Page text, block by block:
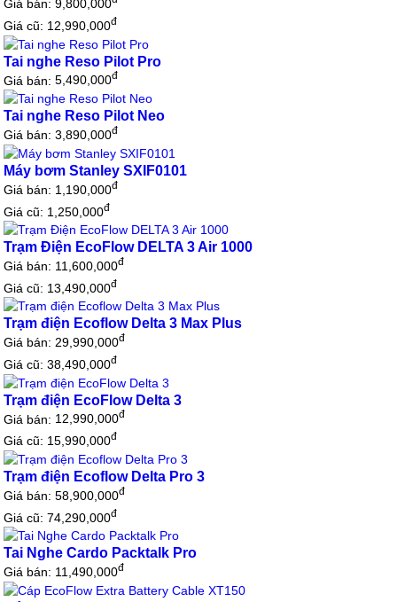
Giá bán:9,800,000
Giá cũ: 12,990,000đ
Tai nghe Reso Pilot Pro
Giá bán:5,490,000đ
Tai nghe Reso Pilot Neo
Giá bán:3,890,000đ
Máy bơm Stanley SXIF0101
Giá bán: 1,190,000đ
Giá cũ: 1,250,000đ
Trạm Điện EcoFlow DELTA 3 Air 1000
Giá bán: 11,600,000đ
Giá cũ: 13,490,000đ
Trạm điện Ecoflow Delta 3 Max Plus
Giá bán: 29,990,000đ
Giá cũ: 38,490,000đ
Trạm điện EcoFlow Delta 3
Giá bán: 12,990,000đ
Giá cũ: 15,990,000đ
Trạm điện Ecoflow Delta Pro 3
Giá bán:58,900,000đ
Giá cũ: 74,290,000đ
Tai Nghe Cardo Packtalk Pro
Giá bán: 11,490,000đ